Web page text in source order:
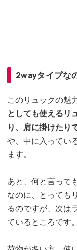
2wayタイプな
このリュックの魅
としても使えるリ
り、肩に掛けたり
や、中に入ってい
ます。
あと、何と言って
なのに、とっても
るのですが、次は
ているところです。